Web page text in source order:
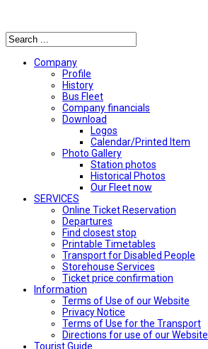
Company
Profile
History
Bus Fleet
Company financials
Download
Logos
Calendar/Printed Item
Photo Gallery
Station photos
Historical Photos
Our Fleet now
SERVICES
Online Ticket Reservation
Departures
Find closest stop
Printable Timetables
Transport for Disabled People
Storehouse Services
Ticket price confirmation
Ιnformation
Terms of Use of our Website
Privacy Notice
Terms of Use for the Transport
Directions for use of our Website
Tourist Guide